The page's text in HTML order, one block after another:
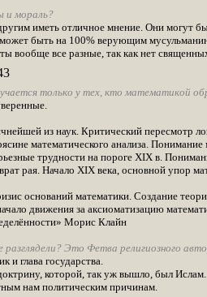
и мораль?
иметь отличное мнение. Они могут
быть на 100% верующим
вообще все разные, так как нет
только у тех, кто математикой
из наук. Критический пересмотр
математического анализа.
трудности на пороге XIX в.
рая. Начало XIX века, основной упор
оснований математики. Создание
движения за аксиоматизацию
Морис Клайн
Это Фетва религиозного
и глава государства.
которой, так уж вышло, был Ислам.
нам политическим причинам.